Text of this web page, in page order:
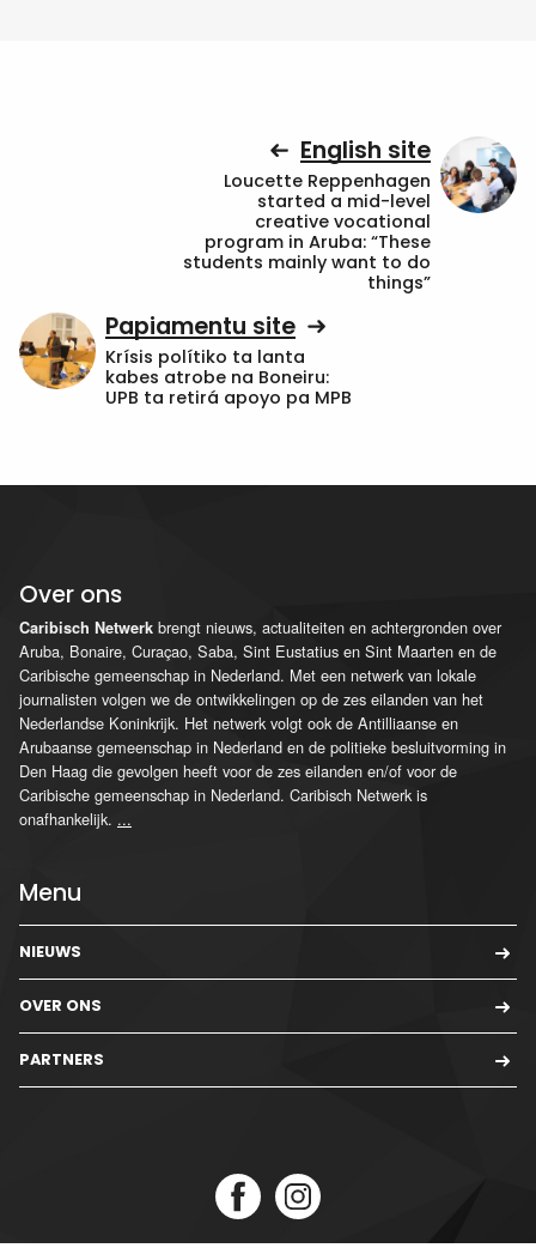
English site
Loucette Reppenhagen
started a mid-level
creative vocational
program in Aruba: “These
students mainly want to do
things”
Papiamentu site
Krísis polítiko ta lanta
kabes atrobe na Boneiru:
UPB ta retirá apoyo pa MPB
Over ons
Caribisch Netwerk brengt nieuws, actualiteiten en achtergronden over
Aruba, Bonaire, Curaçao, Saba, Sint Eustatius en Sint Maarten en de
Caribische gemeenschap in Nederland. Met een netwerk van lokale
journalisten volgen we de ontwikkelingen op de zes eilanden van het
Nederlandse Koninkrijk. Het netwerk volgt ook de Antilliaanse en
Arubaanse gemeenschap in Nederland en de politieke besluitvorming in
Den Haag die gevolgen heeft voor de zes eilanden en/of voor de
Caribische gemeenschap in Nederland. Caribisch Netwerk is
onafhankelijk. ...
Menu
NIEUWS
OVER ONS
PARTNERS